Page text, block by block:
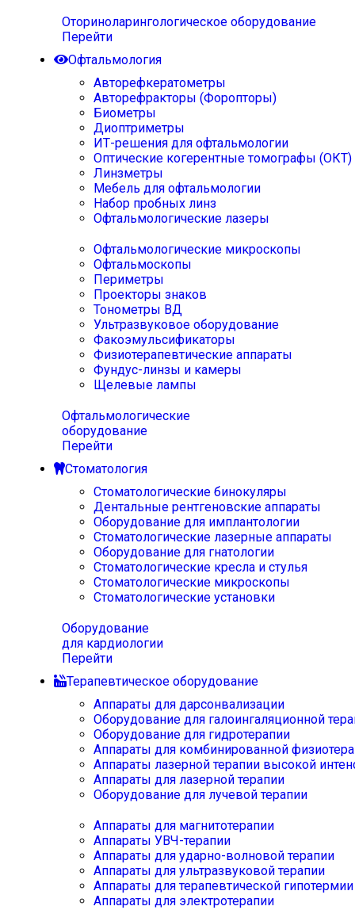
Оториноларингологическое оборудование
Перейти
Офтальмология
Авторефкератометры
Авторефракторы (Форопторы)
Биометры
Диоптриметры
ИТ-решения для офтальмологии
Оптические когерентные томографы (ОКТ)
Линзметры
Мебель для офтальмологии
Набор пробных линз
Офтальмологические лазеры
Офтальмологические микроскопы
Офтальмоскопы
Периметры
Проекторы знаков
Тонометры ВД
Ультразвуковое оборудование
Факоэмульсификаторы
Физиотерапевтические аппараты
Фундус-линзы и камеры
Щелевые лампы
Офтальмологические
оборудование
Перейти
Стоматология
Стоматологические бинокуляры
Дентальные рентгеновские аппараты
Оборудование для имплантологии
Стоматологические лазерные аппараты
Оборудование для гнатологии
Стоматологические кресла и стулья
Стоматологические микроскопы
Стоматологические установки
Оборудование
для кардиологии
Перейти
Терапевтическое оборудование
Аппараты для дарсонвализации
Оборудование для галоингаляционной
Оборудование для гидротерапии
Аппараты для комбинированной
Аппараты лазерной терапии высокой
Аппараты для лазерной терапии
Оборудование для лучевой терапии
Аппараты для магнитотерапии
Аппараты УВЧ-терапии
Аппараты для ударно-волновой терапии
Аппараты для ультразвуковой терапии
Аппараты для терапевтической
Аппараты для электротерапии